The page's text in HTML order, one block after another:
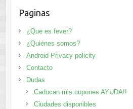
Paginas
¿Que es fever?
¿Quiénes somos?
Android Privacy policity
Contacto
Dudas
Caducan mis cupones AYUDA!!
Ciudades disponibles